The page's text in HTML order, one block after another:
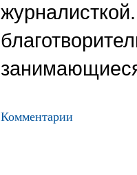
Комментарии